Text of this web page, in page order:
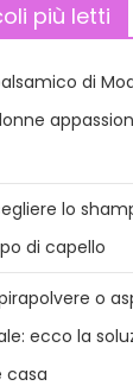
più letti
di
lo
di capello
o
ecco la
casa